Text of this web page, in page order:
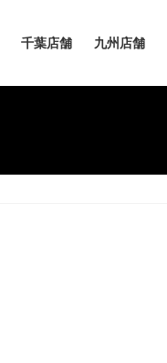
千葉店舗 九州店舗